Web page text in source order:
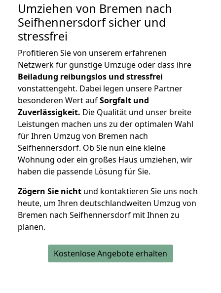
Umziehen von Bremen nach
Seifhennersdorfsicher und
stressfrei
Profitieren Sie von unserem erfahrenen
Netzwerk für günstige Umzüge oder dass ihre
Beiladung reibungslos und stressfrei
vonstattengeht. Dabei legen unsere Partner
besonderen Wert aufSorgfalt und
Zuverlässigkeit. Die Qualität und unser breite
Leistungen machen uns zu der optimalen Wahl
für Ihren Umzug von Bremen nach
Seifhennersdorf. Ob Sie nun eine kleine
Wohnung oder ein großes Haus umziehen, wir
haben die passende Lösung für Sie.
Zögern Sie nicht und kontaktieren Sie uns noch
heute, um Ihren deutschlandweiten Umzug von
Bremen nach Seifhennersdorf mit Ihnen zu
planen.
Kostenlose Angebote erhalten